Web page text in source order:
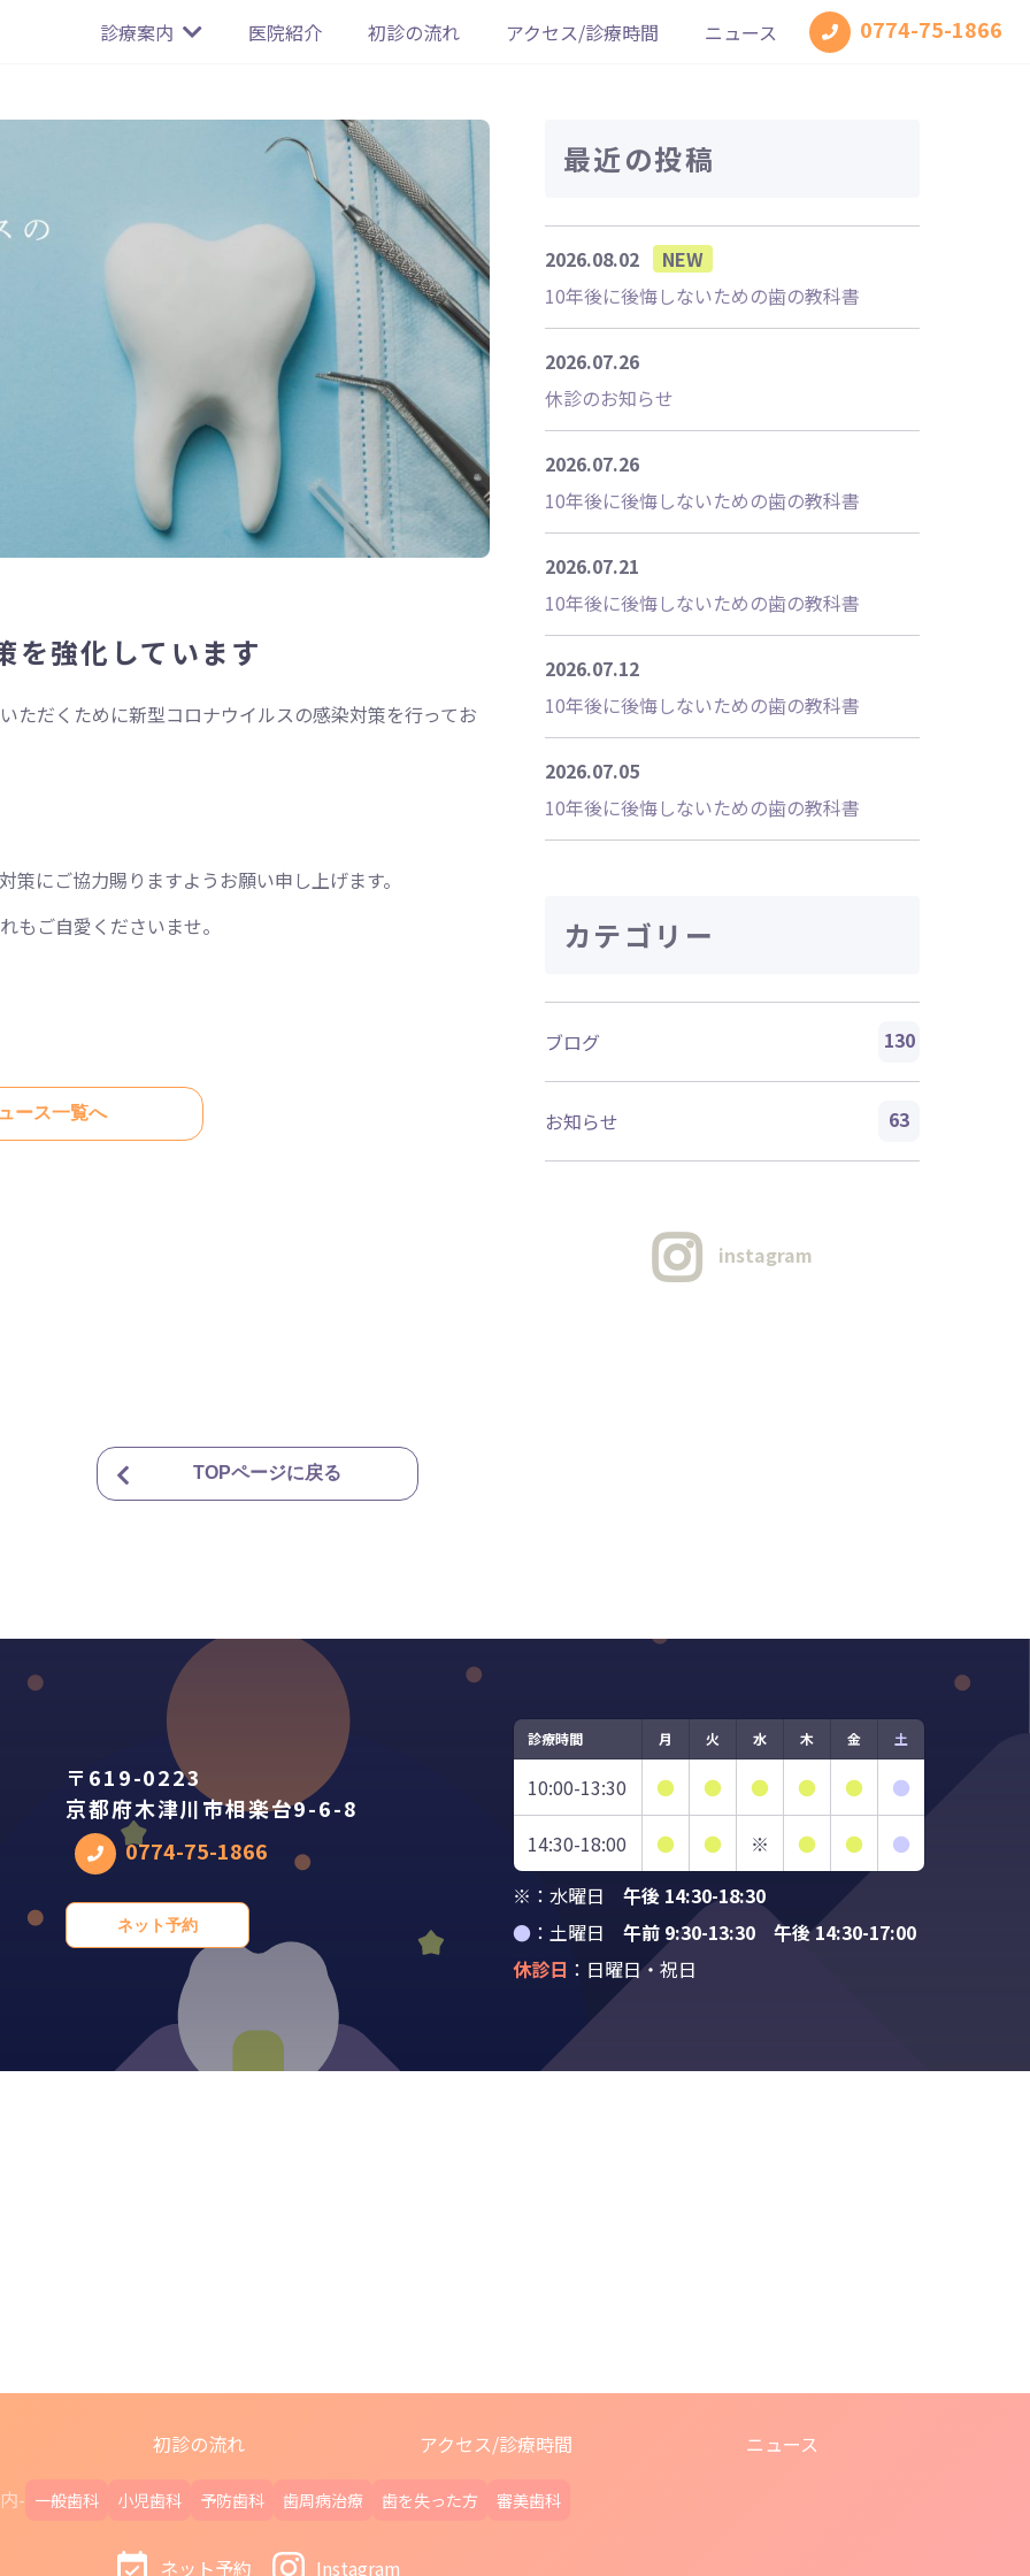
診療案内 医院紹介 初診の流れ アクセス/診療時間 ニュース 0774-75-1866
を強化しています
ただくために新型コロナウイルスの感染対策を行ってお
にご協力賜りますようお願い申し上げます。
もご自愛くださいませ。
ース一覧へ
最近の投稿
2026.08.02
NEW
10年後に後悔しないための歯の教科書
2026.07.26
休診のお知らせ
2026.07.26
10年後に後悔しないための歯の教科書
2026.07.21
10年後に後悔しないための歯の教科書
2026.07.12
10年後に後悔しないための歯の教科書
2026.07.05
10年後に後悔しないための歯の教科書
カテゴリー
ブログ 130
お知らせ 63
instagram
TOPページに戻る
〒619-0223
京都府木津川市相楽台9-6-8
0774-75-1866
ネット予約
診療時間 月 火 水 木 金 土
10:00-13:30 ● ● ● ● ● ●
14:30-18:00 ● ● ※ ● ●
●
※：水曜日 午後 14:30-18:30
●：土曜日 午前 9:30-13:30 午後 14:30-17:00
休診日 ：日曜日・祝日
初診の流れ アクセス/診療時間
ニュース
- 一般歯科 小児歯科 予防歯科 歯周病治療 歯を失った方 審美歯科
ネット予約 Instagram